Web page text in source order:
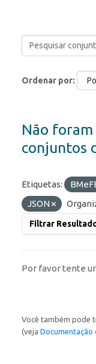
Ordenar por
Não
conjuntos
Etiquetas:
JSON
Filtrar
Por favor tente
Você também pode
(veja Documentação